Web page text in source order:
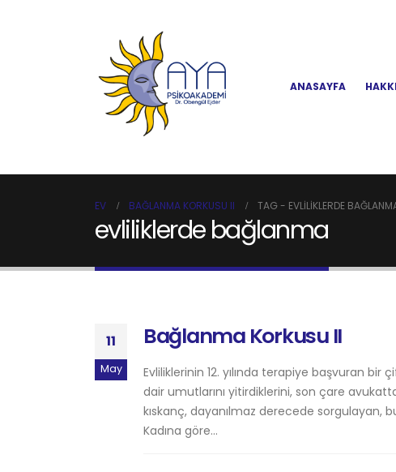
ANASAYFA
EV BAĞLANMA KORKUSU II TAG - EVLILIKLERDE
evliliklerde bağlanma
11
May
Bağlanma Korkusu II
Evliliklerinin 12. yılında terapiye başvuran bir
dair umutlarını yitirdiklerini, son çare
kıskanç, dayanılmaz derecede sorgulayan,
Kadına göre...